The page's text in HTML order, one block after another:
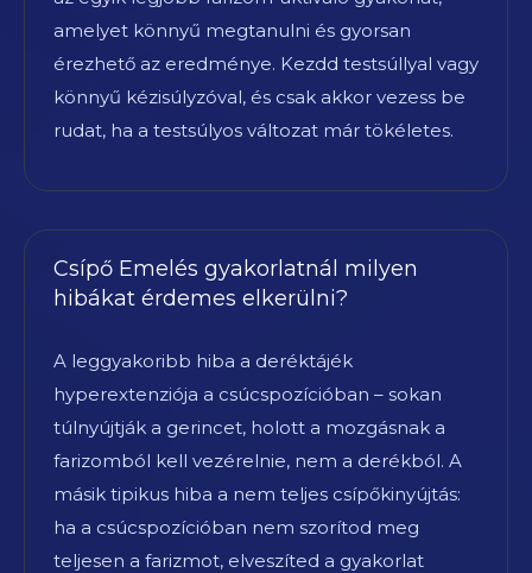
amelyet könnyű megtanulni és gyorsan
érezhető az eredménye. Kezdd testsúllyal vagy
könnyű kézisúlyzóval, és csak akkor vezess be
rudat, ha a testsúlyos változat már tökéletes.
Csípő Emelés gyakorlatnál milyen
hibákat érdemes elkerülni?
A leggyakoribb hiba a deréktájék
hyperextenziója a csúcspozícióban – sokan
túlnyújtják a gerincet, holott a mozgásnak a
farizomból kell vezérelnie, nem a derékból. A
másik tipikus hiba a nem teljes csípőkinyújtás:
ha a csúcspozícióban nem szorítod meg
teljesen a farizmot, elveszíted a gyakorlat